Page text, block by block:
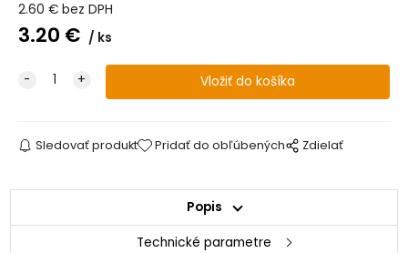
2.60 € bez DPH
3.20 € ks
Sledovať produkt Pridať do obľúbených Zdielať
Popis
Technické parametre